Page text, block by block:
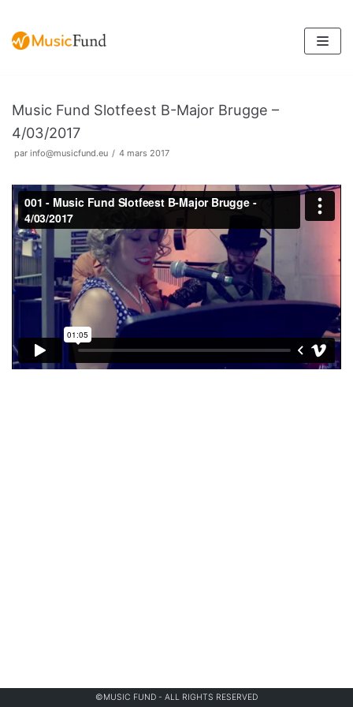
Aller
Music Fund Slotfeest B-Major Brugge –
4/03/2017
par info@musicfund.eu 4 mars 2017
©MUSIC FUND - ALL RIGHTS RESERVED